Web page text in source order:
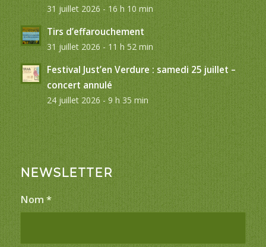
31 juillet 2026 - 16 h 10 min
Tirs d’effarouchement
31 juillet 2026 - 11 h 52 min
Festival Just’en Verdure : samedi 25 juillet –
concert annulé
24 juillet 2026 - 9 h 35 min
NEWSLETTER
Nom *